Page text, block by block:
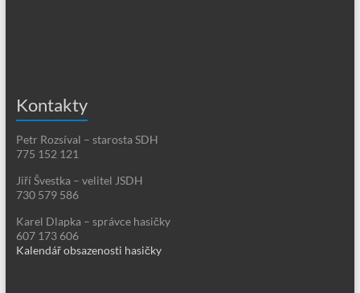
Kontakty
Petr Rozsíval – starosta SDH
775 152 121
Jiří Švestka – velitel JSDH
730 579 586
Karel Dlapka – správce hasičky
607 173 606
Kalendář obsazenosti hasičky